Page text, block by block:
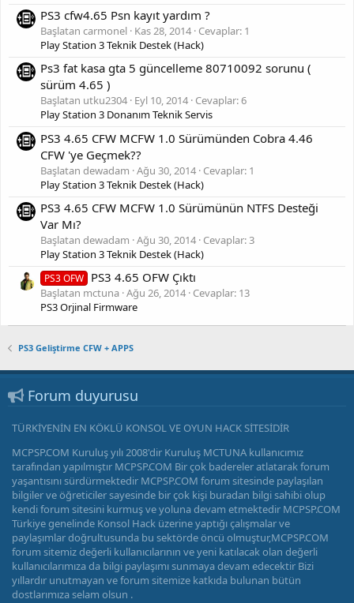
PS3 cfw4.65 Psn kayıt yardım ?
Başlatan carmonel Kas 28, 2014 Cevaplar: 1
Play Station 3 Teknik Destek (Hack)
Ps3 fat kasa gta 5 güncelleme 80710092 sorunu (
sürüm 4.65 )
Başlatan utku2304 Eyl 10, 2014 Cevaplar: 6
Play Station 3 Donanım Teknik Servis
PS3 4.65 CFW MCFW 1.0 Sürümünden Cobra 4.46
CFW 'ye Geçmek??
Başlatan dewadam Ağu 30, 2014 Cevaplar: 1
Play Station 3 Teknik Destek (Hack)
PS3 4.65 CFW MCFW 1.0 Sürümünün NTFS Desteği
Var Mı?
Başlatan dewadam Ağu 30, 2014 Cevaplar: 3
Play Station 3 Teknik Destek (Hack)
PS3 OFW PS3 4.65 OFW Çıktı
Başlatan mctuna Ağu 26, 2014 Cevaplar: 13
PS3 Orjinal Firmware
PS3 Geliştirme CFW + APPS
Forum duyurusu
TÜRKİYENİN EN KÖKLÜ KONSOL VE OYUN HACK SİTESİDİR
MCPSP.COM Kuruluş yılı 2008'dir Kuruluş MCTUNA kullanıcımız
tarafından yapılmıştır MCPSP.COM Bir çok badereler atlatarak forum
yaşantısını sürdürmektedir MCPSP.COM forum sitesinde paylaşılan
bilgiler ve öğreticiler sayesinde bir çok kişi buradan bilgi sahibi olup
kendi forum sitesini kurmuş ve yoluna devam etmektedir MCPSP.COM
Türkiye genelinde Konsol Hack üzerine yaptığı çalışmalar ve
paylaşımlar doğrultusunda bu sektörde öncü olmuştur,MCPSP.COM
forum sitemiz değerli kullanıcılarının ve yeni katılacak olan değerli
kullanıcılarımıza da bilgi paylaşımı sunmaya devam edecektir Bizi
yıllardır unutmayan ve forum sitemize katkıda bulunan bütün
dostlarımıza selam olsun .